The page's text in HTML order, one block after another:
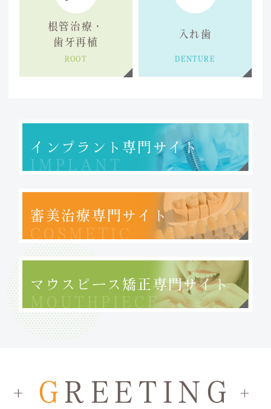
根管治療・
歯牙再植
ROOT
入れ歯
DENTURE
インプラント 専門サイト
IMPLANT
審美治療専門サイト
COSMETIC
マウスピース 矯正専門サイト
MOUTHPIECE
G REETING